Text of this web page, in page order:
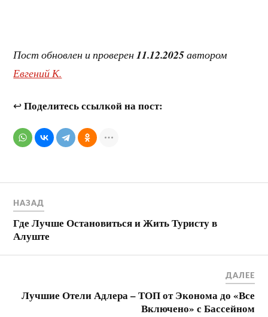
Пост обновлен и проверен11.12.2025автором
Евгений К.
↩Поделитесь ссылкой на пост:
НАЗАД
Где Лучше Остановиться и Жить Туристу в
Алуште
ДАЛЕЕ
Лучшие Отели Адлера – ТОП от Эконома до «Все
Включено» с Бассейном